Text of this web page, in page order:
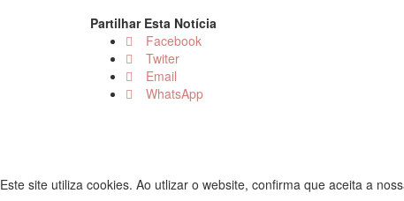
Partilhar Esta Notícia
Facebook
Twiter
Email
WhatsApp
Este site utiliza cookies. Ao utlizar o website, confirma que aceita a